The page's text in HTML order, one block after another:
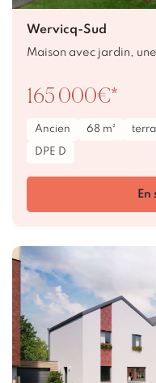
Wervicq-Sud
Maison avec jardin,
165 000€*
Ancien 68 m²
DPE D
En